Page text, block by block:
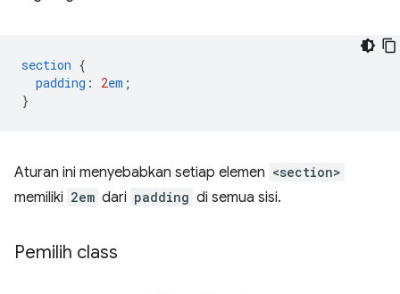
section {
padding : 2em ;
}
Aturan ini menyebabkan setiap elemen <section>
memiliki 2em dari padding di semua sisi.
Pemilih class